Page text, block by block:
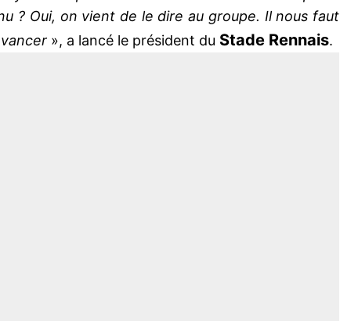
? Oui, on vient de le dire au groupe. Il nous faut
», a lancé le président du Stade Rennais.